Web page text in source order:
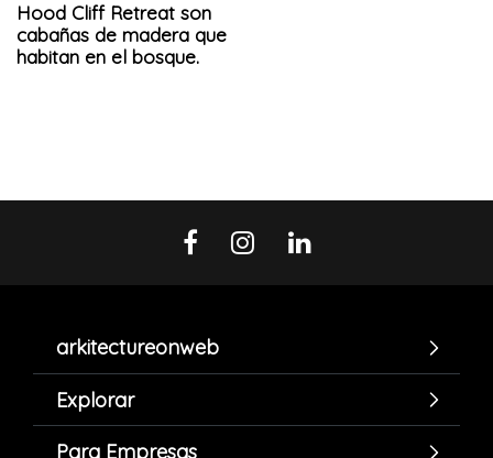
Hood Cliff Retreat son
cabañas de madera que
habitan en el bosque.
arkitectureonweb
Explorar
Para Empresas